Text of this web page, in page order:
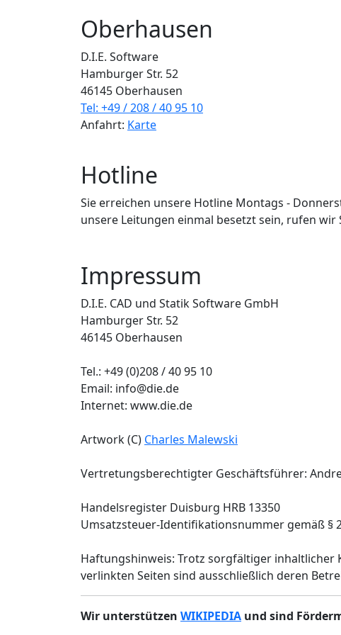
Oberhausen
D.I.E. Software
Hamburger Str. 52
46145 Oberhausen
Tel: +49 / 208 / 40 95 10
Anfahrt: Karte
Hotline
Sie erreichen unsere Hotline Montags -
unsere Leitungen einmal besetzt sein, rufen wir
Impressum
D.I.E. CAD und Statik Software GmbH
Hamburger Str. 52
46145 Oberhausen
Tel.: +49 (0)208 / 40 95 10
Email: info@die.de
Internet: www.die.de
Artwork (C) Charles Malewski
Vertretungsberechtigter Geschäftsführer:
Handelsregister Duisburg HRB 13350
Umsatzsteuer-Identifikationsnummer gemäß §
Haftungshinweis: Trotz sorgfältiger
verlinkten Seiten sind ausschließlich deren
Wir unterstützen WIKIPEDIA und sind